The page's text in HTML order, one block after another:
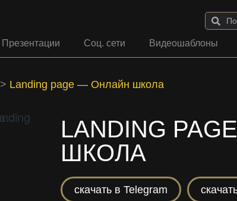
Презентации Соц. сети Видеошаблоны
> Landing page — Онлайн школа
LANDING
ШКОЛА
скачать в Telegram